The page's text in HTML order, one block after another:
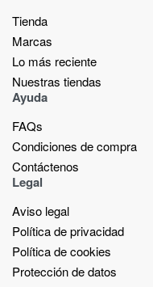
Tienda
Marcas
Lo más reciente​
Nuestras tiendas​
Ayuda
FAQs
Condiciones de compra
Contáctenos
Legal
Aviso legal
Política de privacidad
Política de cookies
Protección de datos